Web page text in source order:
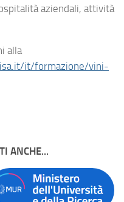
aziendali, attività
alla
it/formazione/vini-
ANCHE...